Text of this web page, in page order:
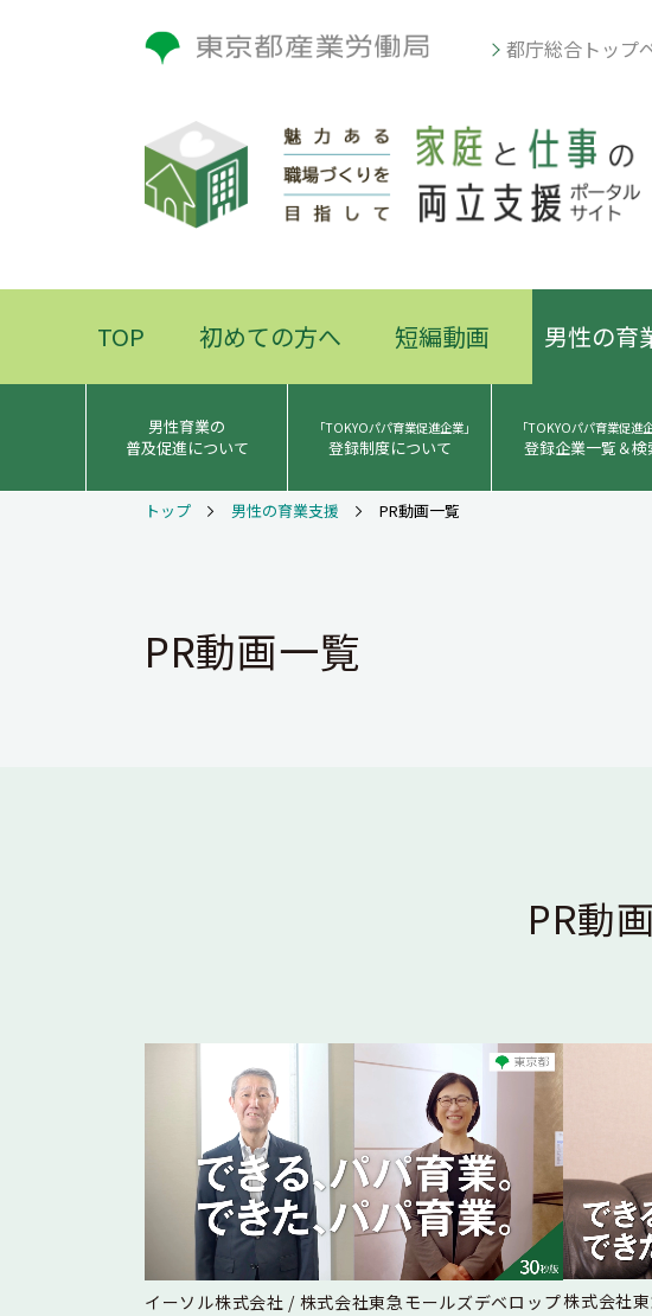
都庁総合トップ
TOP 初めての方へ 短編動画 男性の育
男性育業の
普及促進について
「TOKYOパパ育業促進企業」
登録制度について
「TOKYOパパ育業促進
登録企業一覧＆検
トップ 男性の育業支援 PR動画一覧
PR動画一覧
PR動画
イーソル株式会社 / 株式会社東急モールズデベロップ株式会社